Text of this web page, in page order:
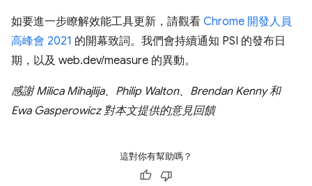
如要進一步瞭解效能工具更新，請觀看 Chrome 開發人員
高峰會 2021 的開幕致詞。我們會持續通知 PSI 的發布日
期，以及 web.dev/measure 的異動。
感謝 Milica Mihajlija、Philip Walton、Brendan Kenny 和
Ewa Gasperowicz 對本文提供的意見回饋
這對你有幫助嗎？